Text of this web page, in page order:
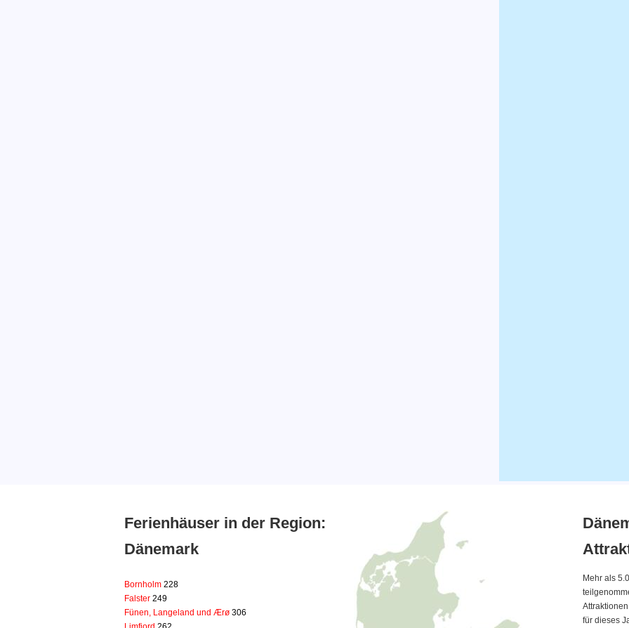
Ferienhäuser in der Region:
Dänemark
Bornholm 228
Falster 249
Fünen, Langeland und Ærø 306
Mehr als
für dieses